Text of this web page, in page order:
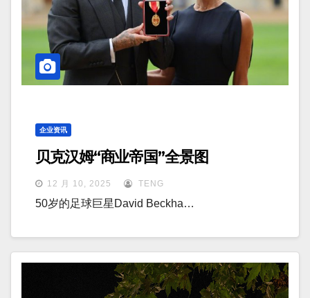
企业资讯
贝克汉姆“商业帝国”全景图
12 月 10, 2025 TENG
50岁的足球巨星David Beckha…